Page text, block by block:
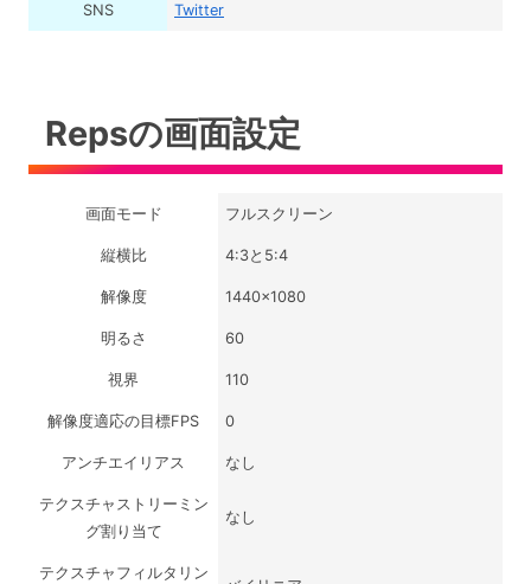
SNS Twitter
Repsの画面設定
画面モード フルスクリーン
縦横比 4:3と5:4
解像度 1440×1080
明るさ 60
視界 110
解像度適応の目標FPS 0
アンチエイリアス なし
テクスチャストリーミン
グ割り当て
なし
テクスチャフィルタリン